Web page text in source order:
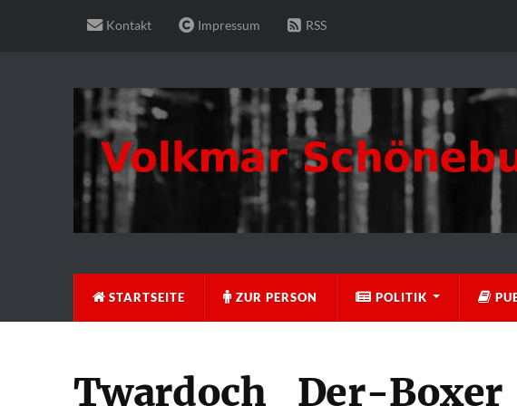
Kontakt Impressum RSS
STARTSEITE ZUR PERSON POLITIK
Twardoch_Der-Boxer